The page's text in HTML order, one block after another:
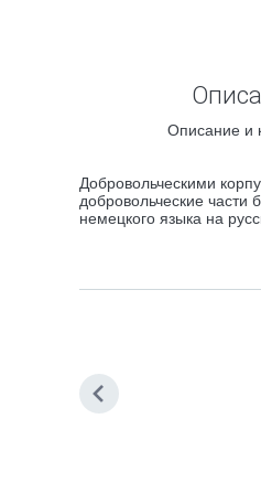
Описание и
Добровольческими
добровольческие
немецкого языка на